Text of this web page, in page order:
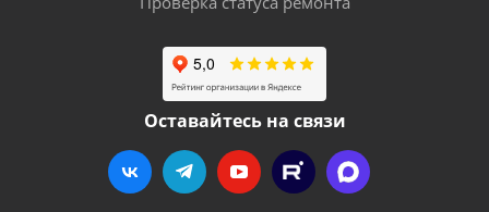
Оставайтесь на связи